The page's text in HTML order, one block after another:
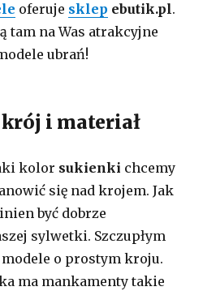
oferuje sklep ebutik.pl.
tam na Was atrakcyjne
ubrań!
i materiał
kolor sukienki chcemy
się nad krojem. Jak
być dobrze
sylwetki. Szczupłym
o prostym kroju.
ma mankamenty takie